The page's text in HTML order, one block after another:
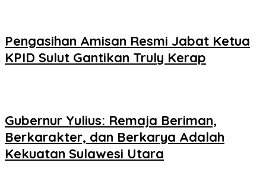
Pengasihan Amisan Resmi Jabat Ketua
KPID Sulut Gantikan Truly Kerap
Gubernur Yulius: Remaja Beriman,
Berkarakter, dan Berkarya Adalah
Kekuatan Sulawesi Utara